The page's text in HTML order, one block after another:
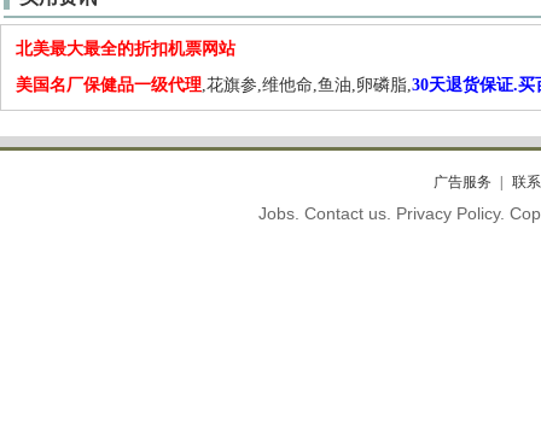
北美最大最全的折扣机票网站
美国名厂保健品一级代理,花旗参,维他命,鱼油,卵磷脂,30天退货保证.买
广告服务 联
Jobs. Contact us. Privacy Policy.